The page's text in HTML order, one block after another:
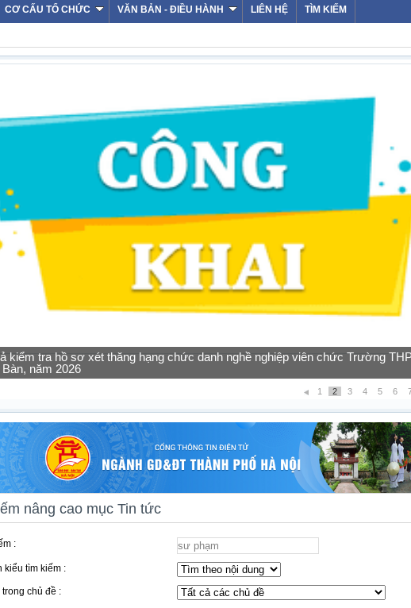
CƠ CẤU TỔ CHỨC VĂN BẢN - ĐIỀU HÀNH LIÊN HỆ TÌM KIẾM
thông tin lớp học của học sinh vào lớp 10 năm học 2026-2027
1 2 3 4 5 6
nâng cao mục Tin tức
:
kiểu tìm kiếm :
trong chủ đề :